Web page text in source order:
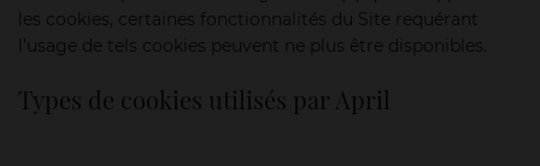
les cookies, certaines fonctionnalités du Site requérant
l’usage de tels cookies peuvent ne plus être disponibles.
Types de cookies utilisés par April